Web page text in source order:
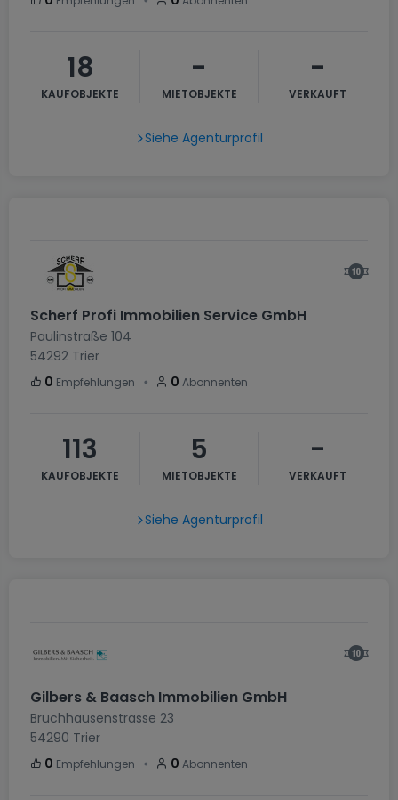
18
KAUFOBJEKTE
-
MIETOBJEKTE
-
VERKAUFT
Siehe Agenturprofil
Scherf Profi Immobilien Service GmbH
Paulinstraße 104
54292 Trier
0 Empfehlungen ・ 0 Abonnenten
113
KAUFOBJEKTE
5
MIETOBJEKTE
-
VERKAUFT
Siehe Agenturprofil
Gilbers & Baasch Immobilien GmbH
Bruchhausenstrasse 23
54290 Trier
0 Empfehlungen ・ 0 Abonnenten